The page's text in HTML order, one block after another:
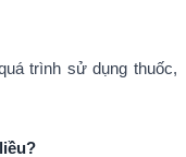
trình sử dụng thuốc,